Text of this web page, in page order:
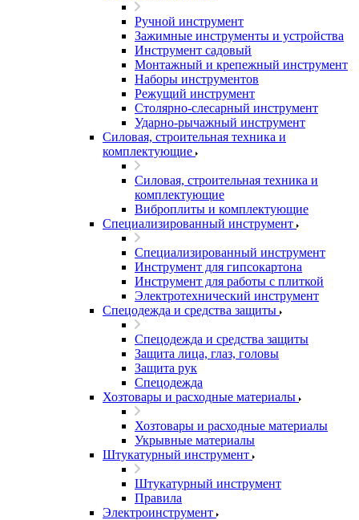
Ручной инструмент
Зажимные инструменты и устройства
Инструмент садовый
Монтажный и крепежный инструмент
Наборы инструментов
Режущий инструмент
Столярно-слесарный инструмент
Ударно-рычажный инструмент
Силовая, строительная техника и
комплектующие
Силовая, строительная техника и
комплектующие
Виброплиты и комплектующие
Специализированный инструмент
Специализированный инструмент
Инструмент для гипсокартона
Инструмент для работы с плиткой
Электротехнический инструмент
Спецодежда и средства защиты
Спецодежда и средства защиты
Защита лица, глаз, головы
Защита рук
Спецодежда
Хозтовары и расходные материалы
Хозтовары и расходные материалы
Укрывные материалы
Штукатурный инструмент
Штукатурный инструмент
Правила
Электроинструмент